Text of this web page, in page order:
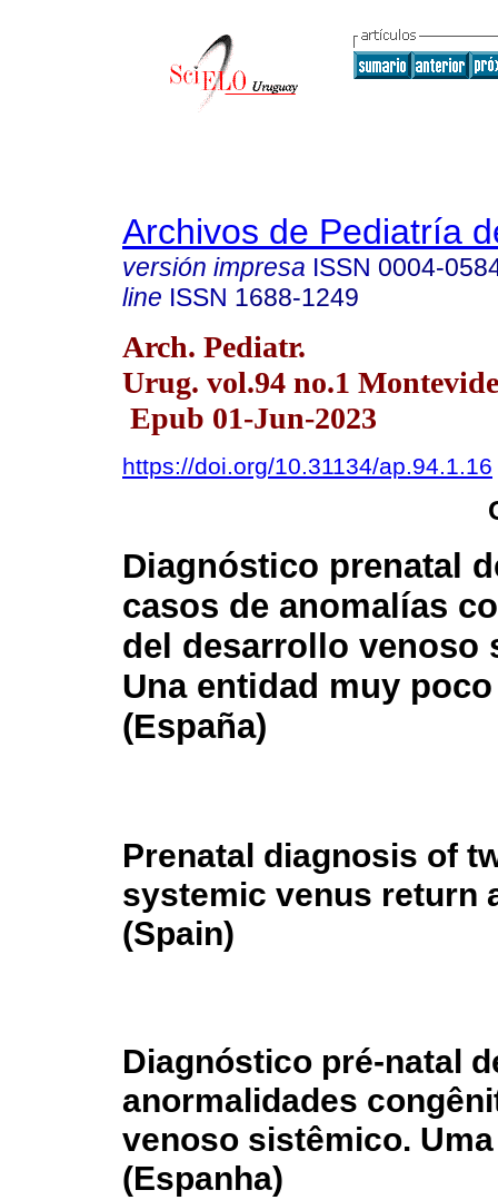
Archivos de Pediatría
versión impresa ISSN 0004-
line ISSN 1688-1249
Arch. Pediatr.
Urug. vol.94 no.1
Epub 01-Jun-2023
https://doi.org/10.31134/ap.94.1.16
Diagnóstico prenatal
casos de anomalías
del desarrollo venoso
Una entidad muy
(España)
Prenatal diagnosis of
systemic venus return
(Spain)
Diagnóstico pré-natal
anormalidades
venoso sistêmico.
(Espanha)